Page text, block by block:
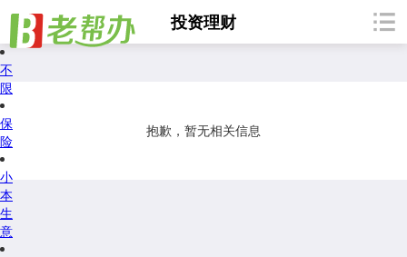
投资理财
不
限
保
险
小
本
生
意
抱歉，暂无相关信息